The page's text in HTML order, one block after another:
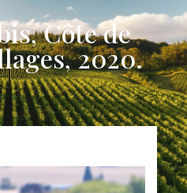
Côte de
2020.